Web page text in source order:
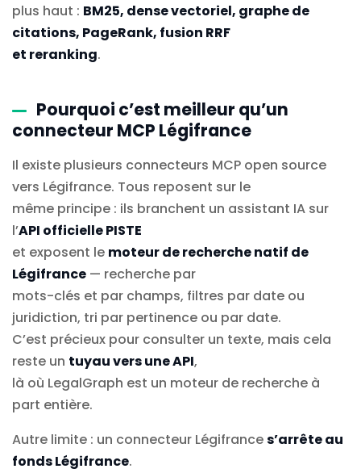
plus haut : BM25, dense vectoriel, graphe de
citations, PageRank, fusion RRF
et reranking.
Pourquoi c’est meilleur qu’un
connecteur MCP Légifrance
Il existe plusieurs connecteurs MCP open source
vers Légifrance. Tous reposent sur le
même principe : ils branchent un assistant IA sur
l’API officielle PISTE
et exposent le moteur de recherche natif de
Légifrance — recherche par
mots-clés et par champs, filtres par date ou
juridiction, tri par pertinence ou par date.
C’est précieux pour consulter un texte, mais cela
reste un tuyau vers une API,
là où LegalGraph est un moteur de recherche à
part entière.
Autre limite : un connecteur Légifrances’arrête au
fonds Légifrance.